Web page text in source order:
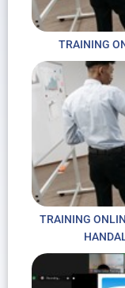
TRAINING
TRAINING